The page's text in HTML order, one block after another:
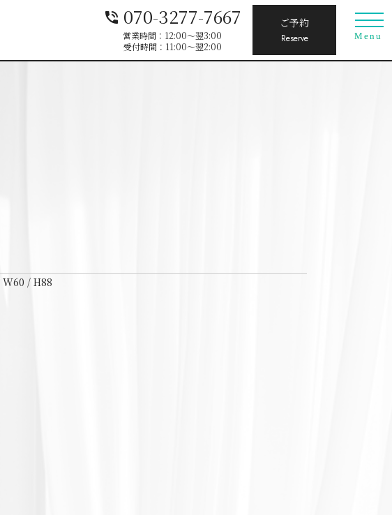
phone_in_talk 070-3277-7667
営業時間：12:00〜翌3:00
受付時間：11:00〜翌2:00
ご予約
Reserve Menu
W60 / H88